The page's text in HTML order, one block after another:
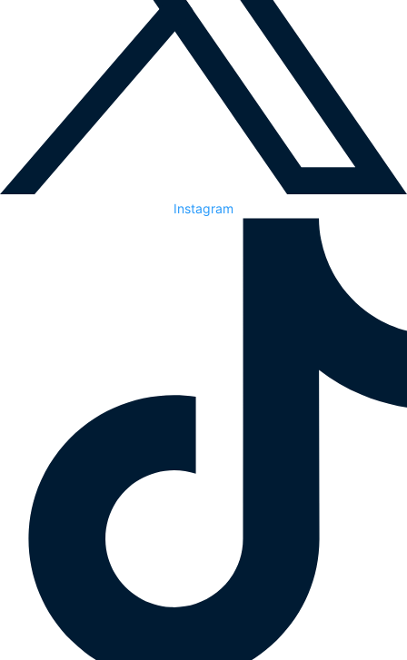
Instagram